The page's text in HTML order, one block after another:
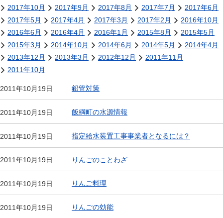
2017年10月
2017年9月 2017年8月 2017年7月
2017年6月
2017年5月
2017年4月 2017年3月 2017年2月
2016年10月
2016年6月
2016年4月 2016年1月 2015年8月
2015年5月
2015年3月
2014年10月 2014年6月 2014年5月
2014年4月
2013年12月
2013年3月 2012年12月
2011年11月
2011年10月
2011年10月19日 鉛管対策
2011年10月19日 飯綱町の水源情報
2011年10月19日 指定給水装置工事事業者となるには？
2011年10月19日 りんごのことわざ
2011年10月19日 りんご料理
2011年10月19日 りんごの効能